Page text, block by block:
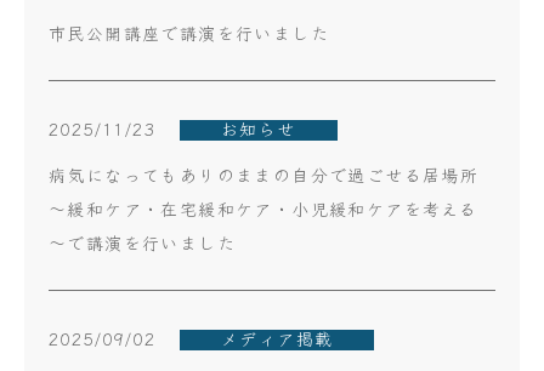
市民公開講座で講演を行いました
2025/11/23
お知らせ
病気になってもありのままの自分で過ごせる居場所
～緩和ケア・在宅緩和ケア・小児緩和ケアを考える
～で講演を行いました
2025/09/02
メディア掲載